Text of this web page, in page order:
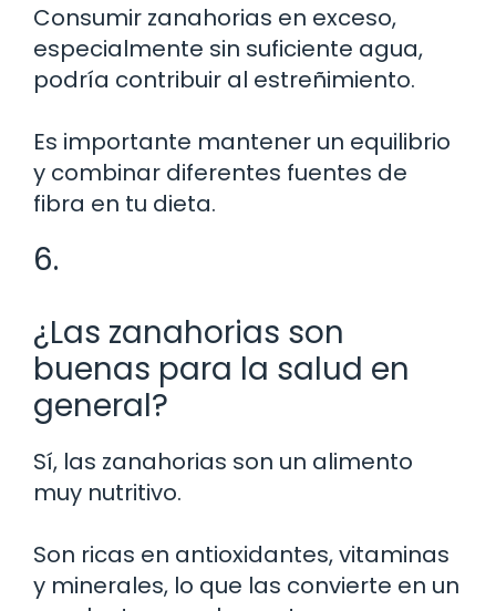
Consumir zanahorias en exceso,
especialmente sin suficiente agua,
podría contribuir al estreñimiento.
Es importante mantener un equilibrio
y combinar diferentes fuentes de
fibra en tu dieta.
6.
¿Las zanahorias son
buenas para la salud en
general?
Sí, las zanahorias son un alimento
muy nutritivo.
Son ricas en antioxidantes, vitaminas
y minerales, lo que las convierte en un